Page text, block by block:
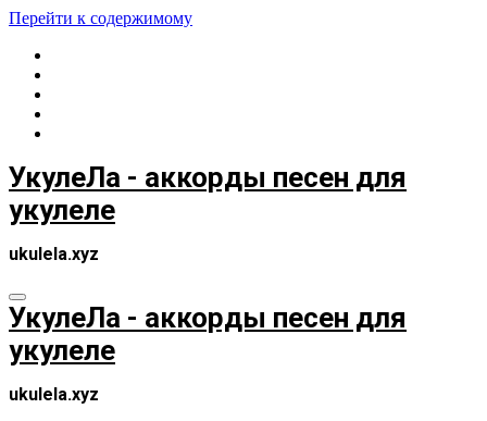
Перейти к содержимому
УкулеЛа - аккорды песен для
укулеле
ukulela.xyz
УкулеЛа - аккорды песен для
укулеле
ukulela.xyz